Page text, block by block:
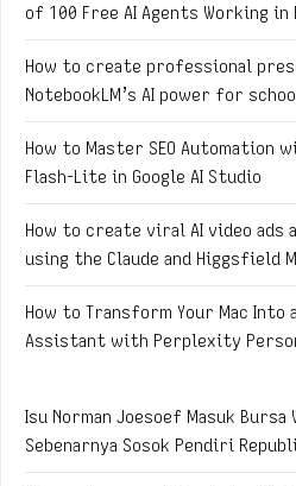
of 100 Free AI Agents Working
How to create professional
NotebookLM’s AI power for
How to Master SEO Automation
Flash-Lite in Google AI Studio
How to create viral AI video ads
using the Claude and Higgsfield
How to Transform Your Mac Into
Assistant with Perplexity
Isu Norman Joesoef Masuk Bursa
Sebenarnya Sosok Pendiri